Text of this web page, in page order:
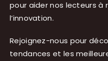
pour aider nos lecteurs à
l’innovation.
Rejoignez-nous pour
tendances et les